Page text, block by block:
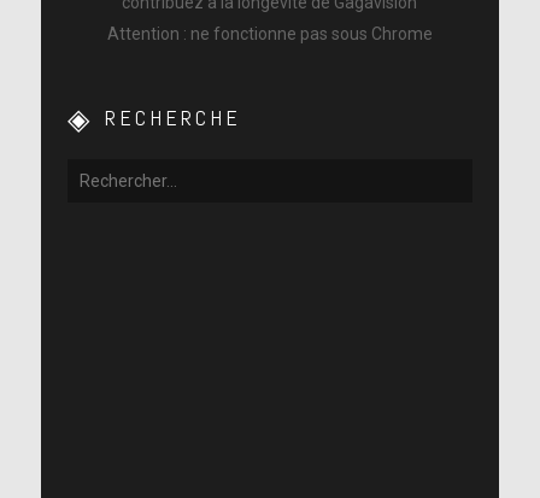
Attention : ne fonctionne pas sous Chrome
RECHERCHE